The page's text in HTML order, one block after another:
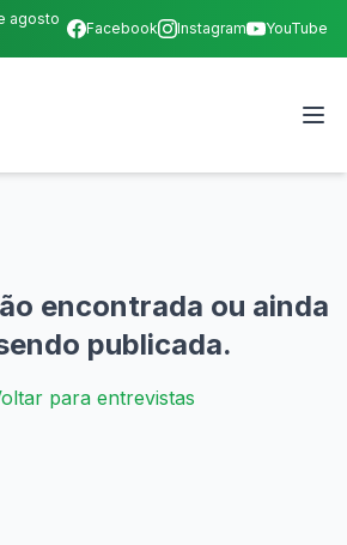
agosto
Facebook Instagram YouTube
encontrada ou ainda
publicada.
para entrevistas